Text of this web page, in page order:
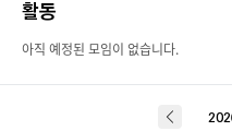
활동
아직 예정된 모임이 없습니다.